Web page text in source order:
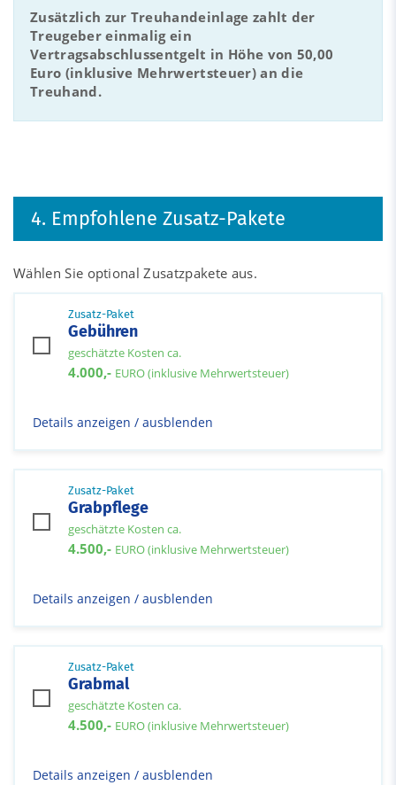
Zusätzlich zur Treuhandeinlage zahlt der
Treugeber einmalig ein
Vertragsabschlussentgelt in Höhe von 50,00
Euro (inklusive Mehrwertsteuer) an die
Treuhand.
4. Empfohlene Zusatz-Pakete
Wählen Sie optional Zusatzpakete aus.
Zusatz-Paket
Gebühren
geschätzte Kosten ca.
4.000,- EURO (inklusive Mehrwertsteuer)
Details anzeigen / ausblenden
Zusatz-Paket
Grabpflege
geschätzte Kosten ca.
4.500,- EURO (inklusive Mehrwertsteuer)
Details anzeigen / ausblenden
Zusatz-Paket
Grabmal
geschätzte Kosten ca.
4.500,- EURO (inklusive Mehrwertsteuer)
Details anzeigen / ausblenden